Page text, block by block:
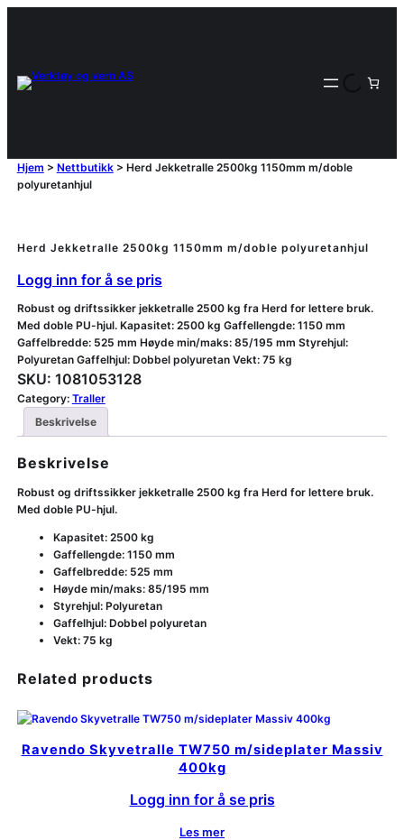
Hjem > Nettbutikk> Herd Jekketralle 2500kg 1150mm m/doble
polyuretanhjul
Herd Jekketralle 2500kg 1150mm m/doble polyuretanhjul
Logg inn for å se pris
Robust og driftssikker jekketralle 2500 kg fra Herd for lettere bruk.
Med doble PU-hjul. Kapasitet: 2500 kg Gaffellengde: 1150 mm
Gaffelbredde: 525 mm Høyde min/maks: 85/195 mm Styrehjul:
Polyuretan Gaffelhjul: Dobbel polyuretan Vekt: 75 kg
SKU: 1081053128
Category: Traller
Beskrivelse
Beskrivelse
Robust og driftssikker jekketralle 2500 kg fra Herd for lettere bruk.
Med doble PU-hjul.
Kapasitet: 2500 kg
Gaffellengde: 1150 mm
Gaffelbredde: 525 mm
Høyde min/maks: 85/195 mm
Styrehjul: Polyuretan
Gaffelhjul: Dobbel polyuretan
Vekt: 75 kg
Related products
Ravendo Skyvetralle TW750 m/sideplater Massiv
400kg
Logg inn for å se pris
Les mer